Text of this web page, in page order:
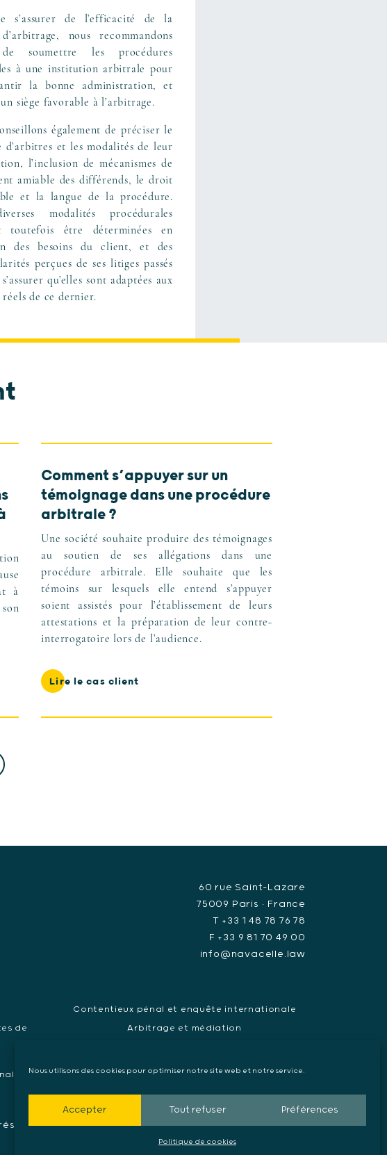
Nous utilisons des cookies pour optimiser notre site web et notre service.
Accepter Tout refuser Préférences
Politique de cookies
s’assurer de l’efficacité de la
nous recommandons
soumettre les procédures
à une institution arbitrale pour
la bonne administration, et
siège favorable à l’arbitrage.
également de préciser le
d’arbitres et les modalités de leur
l’inclusion de mécanismes de
amiable des différends, le droit
et la langue de la procédure.
modalités procédurales
toutefois être déterminées en
des besoins du client, et des
perçues de ses litiges passés
qu’elles sont adaptées aux
réels de ce dernier.
à
Comment s’appuyer sur un
témoignage dans une procédure
arbitrale ?
Une société souhaite produire des témoignages
au soutien de ses allégations dans une
procédure arbitrale. Elle souhaite que les
témoins sur lesquels elle entend s’appuyer
soient assistés pour l’établissement de leurs
attestations et la préparation de leur contre-
interrogatoire lors de l’audience.
Lire le cas client
60 rue Saint-Lazare
75009 Paris • France
T +33 1 48 78 76 78
F +33 9 81 70 49 00
info@navacelle.law
de
Contentieux pénal et enquête internationale
Arbitrage et médiation